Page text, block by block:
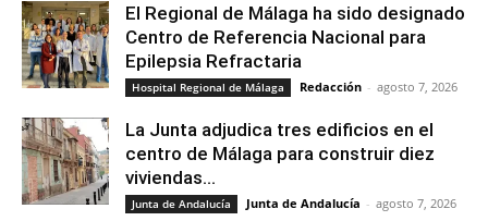
El Regional de Málaga ha sido designado
Centro de Referencia Nacional para
Epilepsia Refractaria
Hospital Regional de Málaga Redacción - agosto 7, 2026
La Junta adjudica tres edificios en el
centro de Málaga para construir diez
viviendas...
Junta de Andalucía Junta de Andalucía - agosto 7, 2026